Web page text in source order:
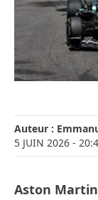
Auteur :
5 JUIN 2026 -
Aston